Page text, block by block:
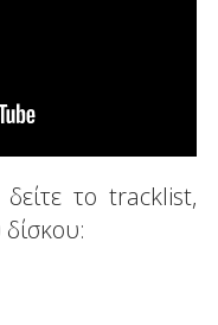
το tracklist,